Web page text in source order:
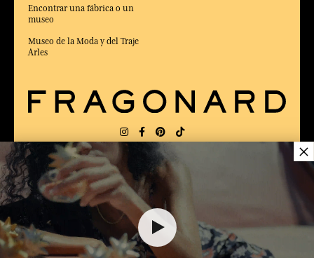
Encontrar una fábrica o un
museo
Museo de la Moda y del Traje
Arles
ENTREGA: US IDIOMA:
×